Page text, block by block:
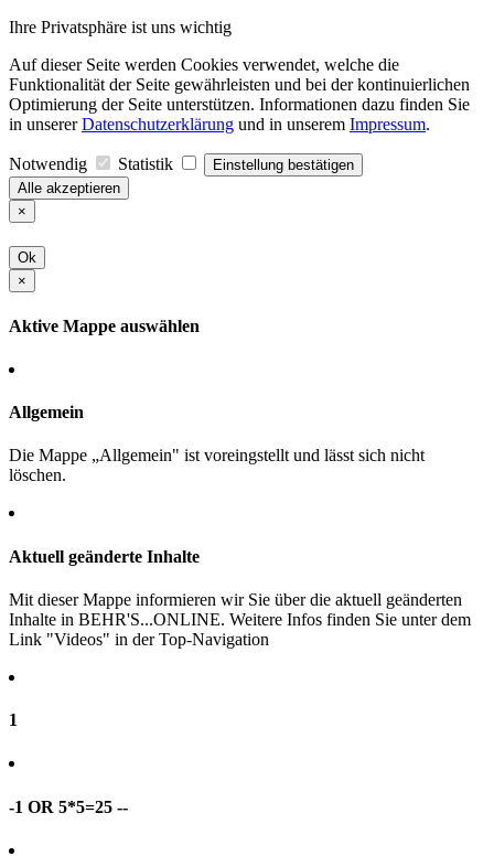
Ihre Privatsphäre ist uns wichtig
Auf dieser Seite werden Cookies verwendet, welche die
Funktionalität der Seite gewährleisten und bei der kontinuierlichen
Optimierung der Seite unterstützen. Informationen dazu finden Sie
in unsererDatenschutzerklärung und in unserem Impressum.
Notwendig Statistik
Einstellung bestätigen
Alle akzeptieren
×
Ok
×
Aktive Mappe auswählen
Allgemein
Die Mappe „Allgemein" ist voreingstellt und lässt sich nicht
löschen.
Aktuell geänderte Inhalte
Mit dieser Mappe informieren wir Sie über die aktuell geänderten
Inhalte in BEHR'S...ONLINE. Weitere Infos finden Sie unter dem
Link "Videos" in der Top-Navigation
1
-1 OR 5*5=25 --